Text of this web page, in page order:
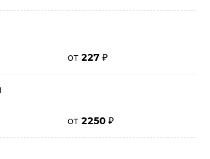
от 227 ₽
от 2250 ₽